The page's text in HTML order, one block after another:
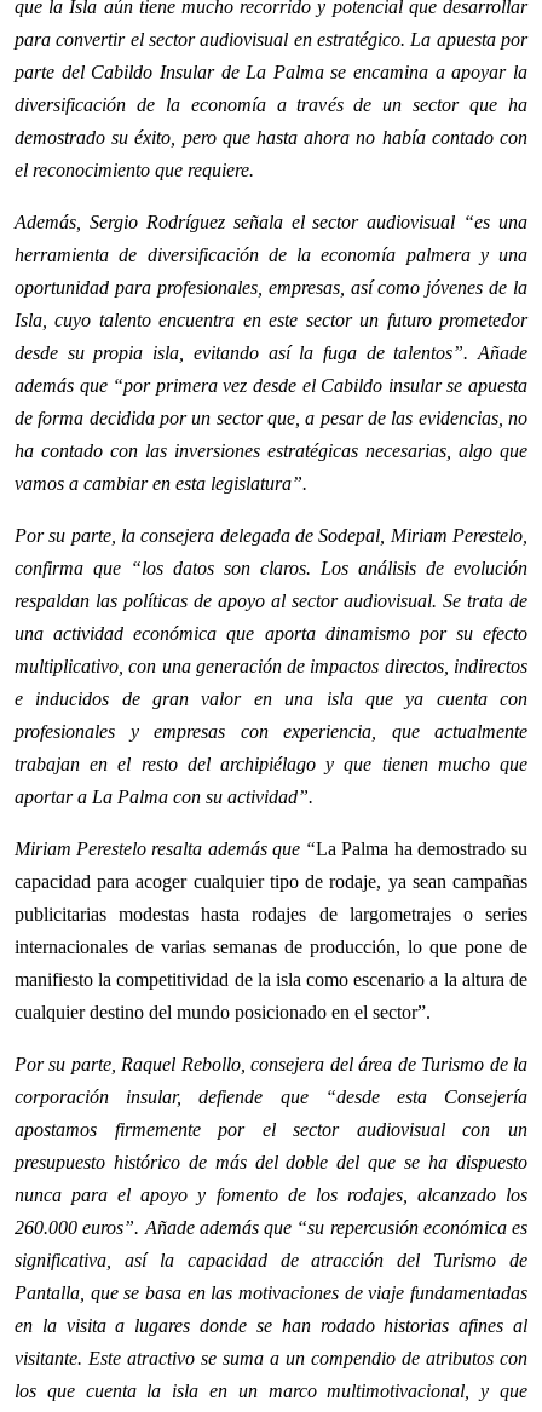
que la Isla aún tiene mucho recorrido y potencial que desarrollar
para convertir el sector audiovisual en estratégico. La apuesta por
parte del Cabildo Insular de La Palma se encamina a apoyar la
diversificación de la economía a través de un sector que ha
demostrado su éxito, pero que hasta ahora no había contado con
el reconocimiento que requiere.
Además, Sergio Rodríguez señala el sector audiovisual “es una
herramienta de diversificación de la economía palmera y una
oportunidad para profesionales, empresas, así como jóvenes de la
Isla, cuyo talento encuentra en este sector un futuro prometedor
desde su propia isla, evitando así la fuga de talentos”. Añade
además que “por primera vez desde el Cabildo insular se apuesta
de forma decidida por un sector que, a pesar de las evidencias, no
ha contado con las inversiones estratégicas necesarias, algo que
vamos a cambiar en esta legislatura”.
Por su parte, la consejera delegada de Sodepal, Miriam Perestelo,
confirma que “los datos son claros. Los análisis de evolución
respaldan las políticas de apoyo al sector audiovisual. Se trata de
una actividad económica que aporta dinamismo por su efecto
multiplicativo, con una generación de impactos directos, indirectos
e inducidos de gran valor en una isla que ya cuenta con
profesionales y empresas con experiencia, que actualmente
trabajan en el resto del archipiélago y que tienen mucho que
aportar a La Palma con su actividad”.
Miriam Perestelo resalta además que “La Palma ha demostrado su
capacidad para acoger cualquier tipo de rodaje, ya sean campañas
publicitarias modestas hasta rodajes de largometrajes o series
internacionales de varias semanas de producción, lo que pone de
manifiesto la competitividad de la isla como escenario a la altura de
cualquier destino del mundo posicionado en el sector”.
Por su parte, Raquel Rebollo, consejera del área de Turismo de la
corporación insular, defiende que “desde esta Consejería
apostamos firmemente por el sector audiovisual con un
presupuesto histórico de más del doble del que se ha dispuesto
nunca para el apoyo y fomento de los rodajes, alcanzado los
260.000 euros”. Añade además que “su repercusión económica es
significativa, así la capacidad de atracción del Turismo de
Pantalla, que se basa en las motivaciones de viaje fundamentadas
en la visita a lugares donde se han rodado historias afines al
visitante. Este atractivo se suma a un compendio de atributos con
los que cuenta la isla en un marco multimotivacional, y que